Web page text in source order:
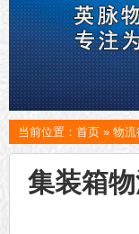
当前位置： 首页 » 物流
集装箱